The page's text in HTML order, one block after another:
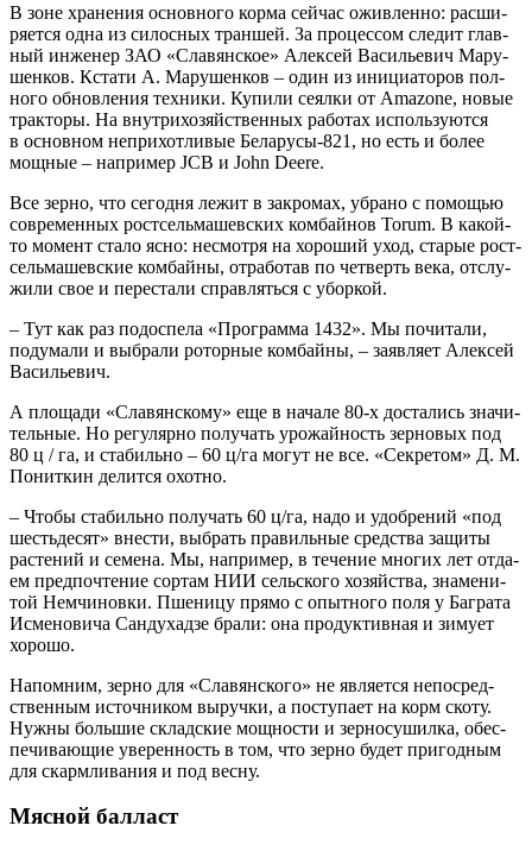
В зоне хра­не­ния основ­но­го кор­ма сей­час ожив­лен­но: рас­ши­
ря­ет­ся одна из силос­ных тран­шей. За про­цес­сом сле­дит глав­
ный инже­нер ЗАО «Сла­вян­ское» Алек­сей Васи­лье­вич Мару­
шен­ков. Кста­ти А. Мару­шен­ков – один из ини­ци­а­то­ров пол­
но­го обнов­ле­ния тех­ни­ки. Купи­ли сеял­ки от Amazone, новые
трак­то­ры. На внут­ри­хо­зяй­ствен­ных рабо­тах исполь­зу­ют­ся
в основ­ном непри­хот­ли­вые Бела­ру­сы-821, но есть и более
мощ­ные – напри­мер JCB и John Deere.
Все зер­но, что сего­дня лежит в закро­мах, убра­но с помо­щью
совре­мен­ных рост­сель­ма­шев­ских ком­бай­нов Torum. В какой-
то момент ста­ло ясно: несмот­ря на хоро­ший уход, ста­рые рост­
сель­ма­шев­ские ком­бай­ны, отра­бо­тав по чет­верть века, отслу­
жи­ли свое и пере­ста­ли справ­лять­ся с уборкой.
– Тут как раз подо­спе­ла «Про­грам­ма 1432». Мы почи­та­ли,
поду­ма­ли и выбра­ли ротор­ные ком­бай­ны, – заяв­ля­ет Алек­сей
Васильевич.
А пло­ща­ди «Сла­вян­ско­му» еще в нача­ле 80‑х доста­лись зна­чи­
тель­ные. Но регу­ляр­но полу­чать уро­жай­ность зер­но­вых под
80 ц / га, и ста­биль­но – 60 ц/га могут не все. «Сек­ре­том» Д. М.
Понит­кин делит­ся охотно.
– Что­бы ста­биль­но полу­чать 60 ц/га, надо и удоб­ре­ний «под
шесть­де­сят» вне­сти, выбрать пра­виль­ные сред­ства защи­ты
рас­те­ний и семе­на. Мы, напри­мер, в тече­ние мно­гих лет отда­
ем пред­по­чте­ние сор­там НИИ сель­ско­го хозяй­ства, зна­ме­ни­
той Нем­чи­нов­ки. Пше­ни­цу пря­мо с опыт­но­го поля у Баг­ра­та
Исме­но­ви­ча Сан­ду­х­ад­зе бра­ли: она про­дук­тив­ная и зиму­ет
хорошо.
Напом­ним, зер­но для «Сла­вян­ско­го» не явля­ет­ся непо­сред­
ствен­ным источ­ни­ком выруч­ки, а посту­па­ет на корм ско­ту.
Нуж­ны боль­шие склад­ские мощ­но­сти и зер­но­су­шил­ка, обес­
пе­чи­ва­ю­щие уве­рен­ность в том, что зер­но будет при­год­ным
для скарм­ли­ва­ния и под весну.
Мясной балласт